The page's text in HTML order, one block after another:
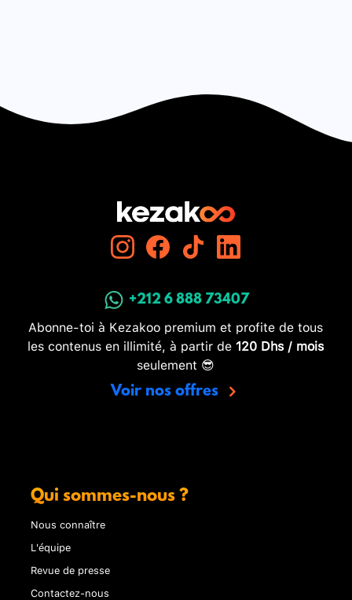
+212 6 888 73407
Abonne-toi à Kezakoo premium et profite de tous
les contenus en illimité, à partir de 120 Dhs / mois
seulement 😎
Voir nos offres
Qui sommes-nous ?
Nous connaître
L'équipe
Revue de presse
Contactez-nous